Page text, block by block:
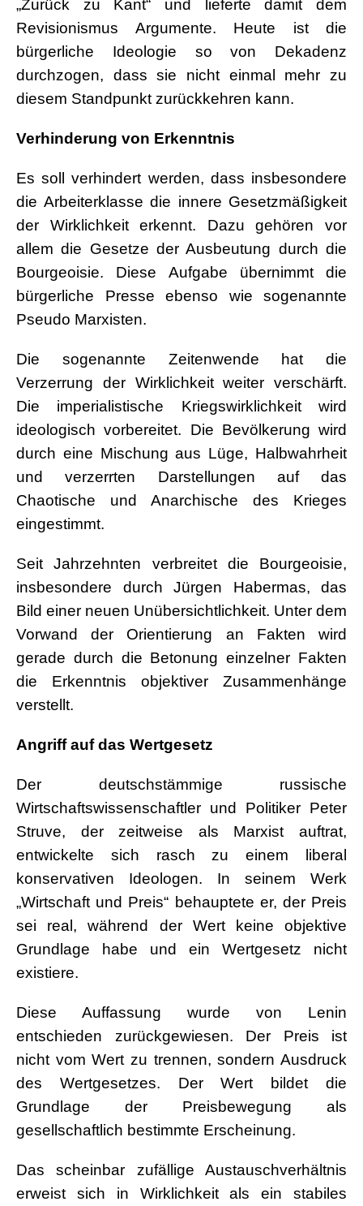
„Zurück zu Kant“ und lieferte damit dem
Revisionismus Argumente. Heute ist die
bürgerliche Ideologie so von Dekadenz
durchzogen, dass sie nicht einmal mehr zu
diesem Standpunkt zurückkehren kann.
Verhinderung von Erkenntnis
Es soll verhindert werden, dass insbesondere
die Arbeiterklasse die innere Gesetzmäßigkeit
der Wirklichkeit erkennt. Dazu gehören vor
allem die Gesetze der Ausbeutung durch die
Bourgeoisie. Diese Aufgabe übernimmt die
bürgerliche Presse ebenso wie sogenannte
Pseudo Marxisten.
Die sogenannte Zeitenwende hat die
Verzerrung der Wirklichkeit weiter verschärft.
Die imperialistische Kriegswirklichkeit wird
ideologisch vorbereitet. Die Bevölkerung wird
durch eine Mischung aus Lüge, Halbwahrheit
und verzerrten Darstellungen auf das
Chaotische und Anarchische des Krieges
eingestimmt.
Seit Jahrzehnten verbreitet die Bourgeoisie,
insbesondere durch Jürgen Habermas, das
Bild einer neuen Unübersichtlichkeit. Unter dem
Vorwand der Orientierung an Fakten wird
gerade durch die Betonung einzelner Fakten
die Erkenntnis objektiver Zusammenhänge
verstellt.
Angriff auf das Wertgesetz
Der deutschstämmige russische
Wirtschaftswissenschaftler und Politiker Peter
Struve, der zeitweise als Marxist auftrat,
entwickelte sich rasch zu einem liberal
konservativen Ideologen. In seinem Werk
„Wirtschaft und Preis“ behauptete er, der Preis
sei real, während der Wert keine objektive
Grundlage habe und ein Wertgesetz nicht
existiere.
Diese Auffassung wurde von Lenin
entschieden zurückgewiesen. Der Preis ist
nicht vom Wert zu trennen, sondern Ausdruck
des Wertgesetzes. Der Wert bildet die
Grundlage der Preisbewegung als
gesellschaftlich bestimmte Erscheinung.
Das scheinbar zufällige Austauschverhältnis
erweist sich in Wirklichkeit als ein stabiles